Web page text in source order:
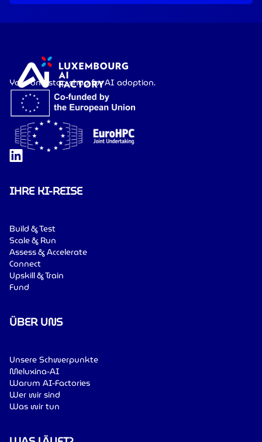
Your one-stop shop for AI adoption.
IHRE KI-REISE
Build & Test
Scale & Run
Assess & Accelerate
Connect
Upskill & Train
Fund
ÜBER UNS
Unsere Schwerpunkte
Meluxina-AI
Warum AI-Factories
Wer wir sind
Was wir tun